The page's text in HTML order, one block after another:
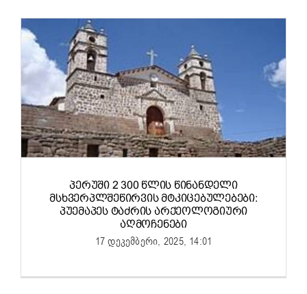
ᲞᲔᲠᲣᲨᲘ 2 300 ᲬᲚᲘᲡ ᲬᲘᲜᲐᲜᲓᲔᲚᲘ
ᲛᲡᲮᲕᲔᲠᲞᲚᲨᲔᲬᲘᲠᲕᲘᲡ ᲛᲢᲙᲘᲪᲔᲑᲣᲚᲔᲑᲔᲑᲘ:
ᲞᲣᲔᲛᲐᲞᲔᲡ ᲢᲐᲫᲠᲘᲡ ᲐᲠᲥᲔᲝᲚᲝᲒᲘᲣᲠᲘ
ᲐᲦᲛᲝᲩᲔᲜᲔᲑᲘ
17 დეკემბერი, 2025, 14:01